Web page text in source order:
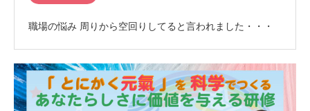
職場の悩み 周りから空回りしてると言われました・・・